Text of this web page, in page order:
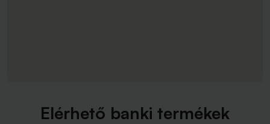
Elérhető banki termékek